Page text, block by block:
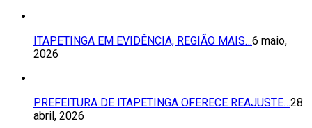
ITAPETINGA EM EVIDÊNCIA, REGIÃO MAIS…6 maio,
2026
PREFEITURA DE ITAPETINGA OFERECE REAJUSTE…28
abril, 2026